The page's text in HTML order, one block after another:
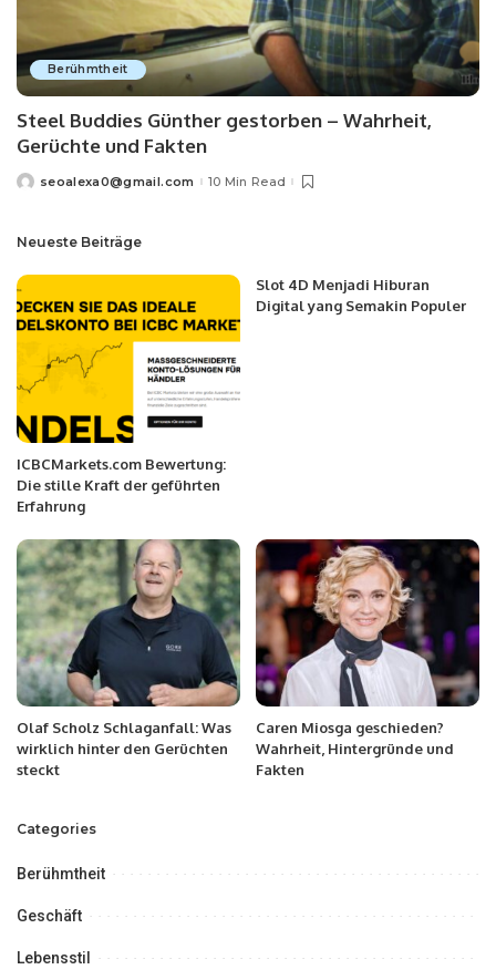
Berühmtheit
Steel Buddies Günther gestorben – Wahrheit,
Gerüchte und Fakten
seoalexa0@gmail.com 10 Min Read
Neueste Beiträge
ICBCMarkets.com Bewertung:
Die stille Kraft der geführten
Erfahrung
Slot 4D Menjadi Hiburan
Digital yang Semakin Populer
Olaf Scholz Schlaganfall: Was
wirklich hinter den Gerüchten
steckt
Caren Miosga geschieden?
Wahrheit, Hintergründe und
Fakten
Categories
Berühmtheit
Geschäft
Lebensstil